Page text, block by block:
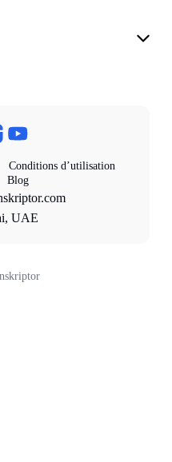
Conditions d’utilisation
Blog
UAE